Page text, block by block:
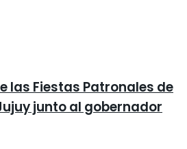
las Fiestas Patronales de
junto al gobernador